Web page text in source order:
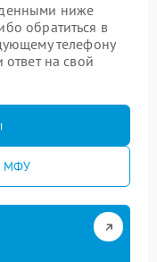
ниже
обратиться в
телефону
на свой
МФУ